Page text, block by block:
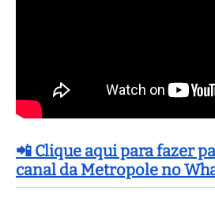
📲 Clique aqui para fazer
canal da Metropole no